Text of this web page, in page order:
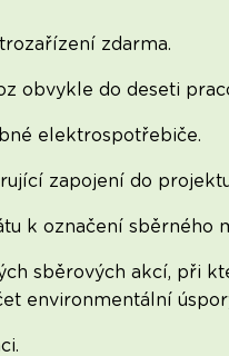
zdarma.
obvykle do deseti
elektrospotřebiče.
zapojení do
k označení sběrného
sběrových akcí, při
environmentální